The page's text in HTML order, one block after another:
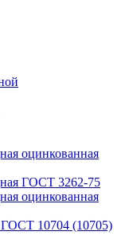
оцинкованная
ГОСТ 3262-75
оцинкованная
ГОСТ 10704 (10705)